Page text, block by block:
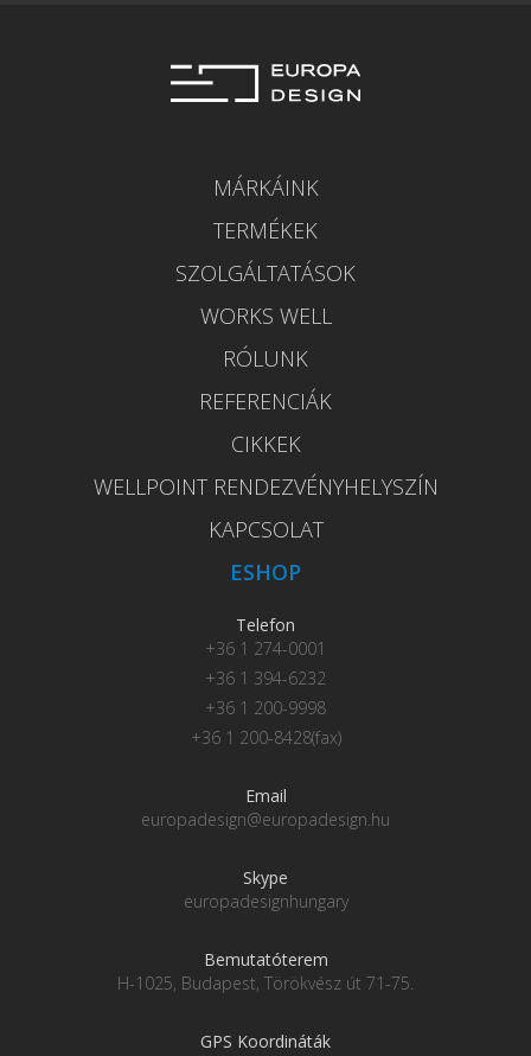
MÁRKÁINK
TERMÉKEK
SZOLGÁLTATÁSOK
WORKS WELL
RÓLUNK
REFERENCIÁK
CIKKEK
WELLPOINT RENDEZVÉNYHELYSZÍN
KAPCSOLAT
ESHOP
Telefon
+36 1 274-0001
+36 1 394-6232
+36 1 200-9998
+36 1 200-8428(fax)
Email
europadesign@europadesign.hu
Skype
europadesignhungary
Bemutatóterem
H-1025, Budapest, Törökvész út 71-75.
GPS Koordináták